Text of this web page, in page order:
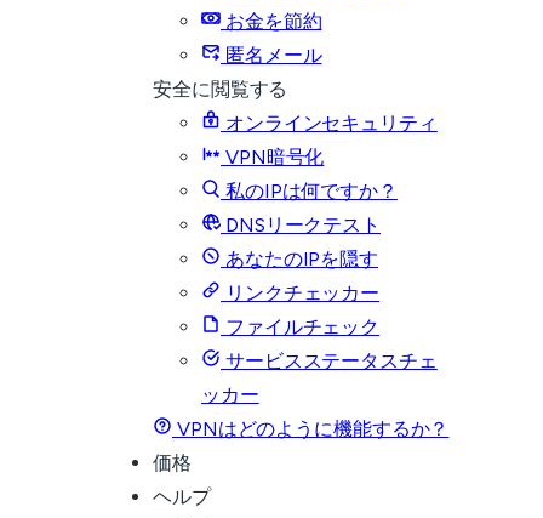
お金を節約
匿名メール
安全に閲覧する
オンラインセキュリティ
VPN暗号化
私のIPは何ですか？
DNSリークテスト
あなたのIPを隠す
リンクチェッカー
ファイルチェック
サービスステータスチェ
ッカー
VPNはどのように機能するか？
価格
ヘルプ